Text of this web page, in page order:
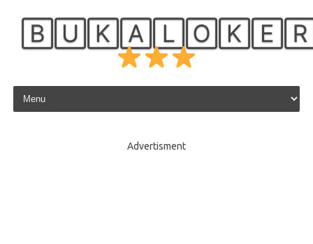
Skip to content
Advertisment